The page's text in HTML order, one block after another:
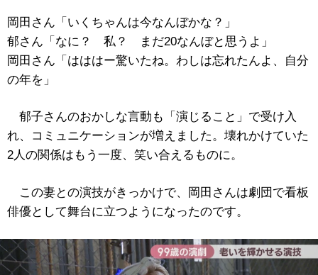
岡田さん「いくちゃんは今なんぼかな？」
郁さん「なに？ 私？ まだ20なんぼと思うよ」
岡田さん「はははー驚いたね。わしは忘れたんよ、自分
の年を」
郁子さんのおかしな言動も「演じること」で受け入
れ、コミュニケーションが増えました。壊れかけていた
2人の関係はもう一度、笑い合えるものに。
この妻との演技がきっかけで、岡田さんは劇団で看板
俳優として舞台に立つようになったのです。